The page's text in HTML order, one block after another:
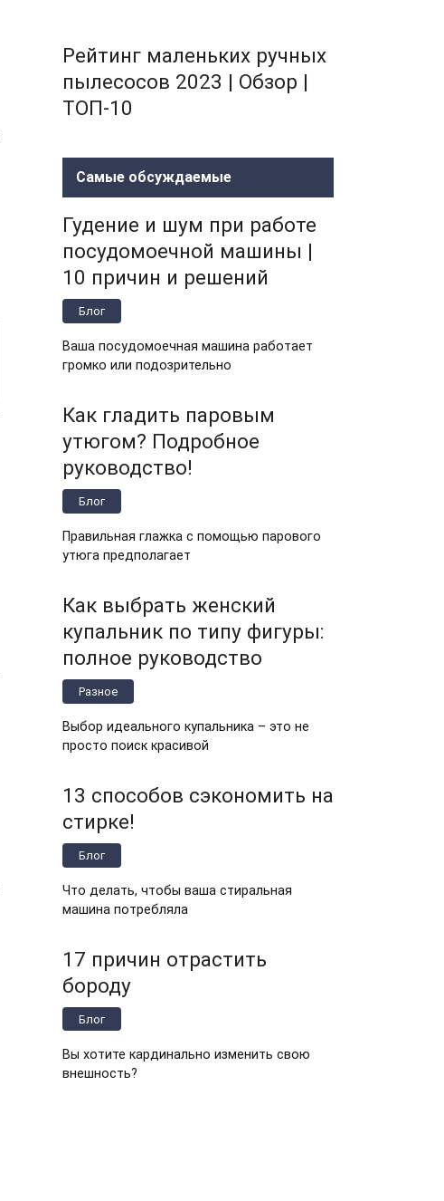
Рейтинг маленьких ручных
пылесосов 2023 | Обзор |
ТОП-10
Самые обсуждаемые
Гудение и шум при работе
посудомоечной машины |
10 причин и решений
Блог
Ваша посудомоечная машина работает
громко или подозрительно
Как гладить паровым
утюгом? Подробное
руководство!
Блог
Правильная глажка с помощью парового
утюга предполагает
Как выбрать женский
купальник по типу фигуры:
полное руководство
Разное
Выбор идеального купальника – это не
просто поиск красивой
13 способов сэкономить на
стирке!
Блог
Что делать, чтобы ваша стиральная
машина потребляла
17 причин отрастить
бороду
Блог
Вы хотите кардинально изменить свою
внешность?